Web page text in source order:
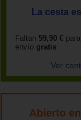
La cesta
Faltan 59,90 €
envío gratis
Ver
Abierto